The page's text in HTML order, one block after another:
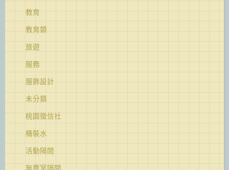
教育
教育類
旅遊
服務
服飾設計
未分類
桃園徵信社
桶裝水
活動隔間
無塵室隔間